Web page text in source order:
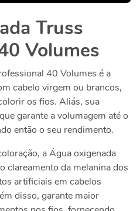
Truss
Volumes
40 Volumes é a
cabelo virgem ou brancos,
os fios. Aliás, sua
garante a volumagem até o
então o seu rendimento.
a Água oxigenada
clareamento da melanina dos
artificiais em cabelos
disso, garante maior